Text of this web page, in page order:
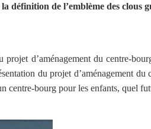
définition de l’emblème des
d’aménagement du centre-
du projet d’aménagement
centre-bourg pour les enfants, quel